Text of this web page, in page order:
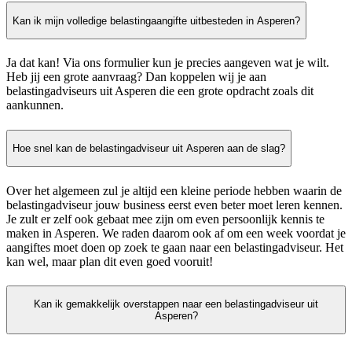
Kan ik mijn volledige belastingaangifte uitbesteden in Asperen?
Ja dat kan! Via ons formulier kun je precies aangeven wat je wilt.
Heb jij een grote aanvraag? Dan koppelen wij je aan
belastingadviseurs uit Asperen die een grote opdracht zoals dit
aankunnen.
Hoe snel kan de belastingadviseur uit Asperen aan de slag?
Over het algemeen zul je altijd een kleine periode hebben waarin de
belastingadviseur jouw business eerst even beter moet leren kennen.
Je zult er zelf ook gebaat mee zijn om even persoonlijk kennis te
maken in Asperen. We raden daarom ook af om een week voordat je
aangiftes moet doen op zoek te gaan naar een belastingadviseur. Het
kan wel, maar plan dit even goed vooruit!
Kan ik gemakkelijk overstappen naar een belastingadviseur uit
Asperen?